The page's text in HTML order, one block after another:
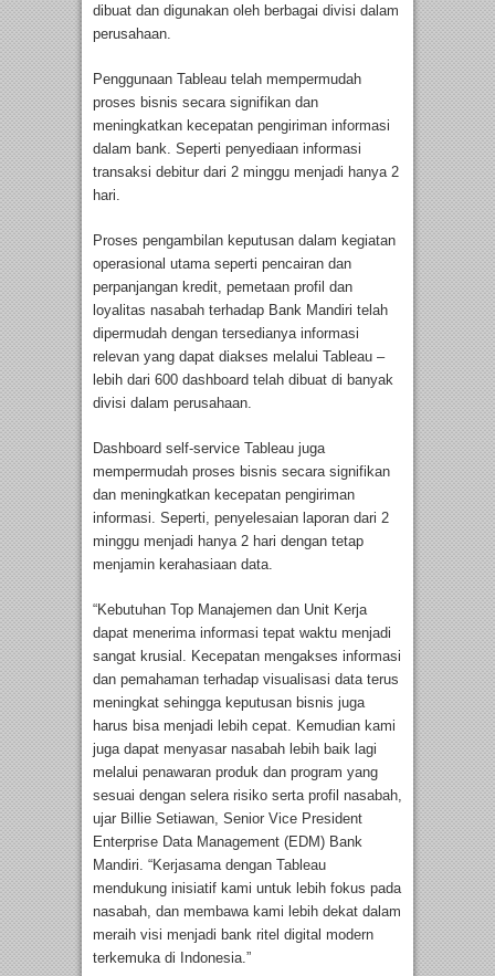
dibuat dan digunakan oleh berbagai divisi dalam
perusahaan.
Penggunaan Tableau telah mempermudah
proses bisnis secara signifikan dan
meningkatkan kecepatan pengiriman informasi
dalam bank. Seperti penyediaan informasi
transaksi debitur dari 2 minggu menjadi hanya 2
hari.
Proses pengambilan keputusan dalam kegiatan
operasional utama seperti pencairan dan
perpanjangan kredit, pemetaan profil dan
loyalitas nasabah terhadap Bank Mandiri telah
dipermudah dengan tersedianya informasi
relevan yang dapat diakses melalui Tableau –
lebih dari 600 dashboard telah dibuat di banyak
divisi dalam perusahaan.
Dashboard self-service Tableau juga
mempermudah proses bisnis secara signifikan
dan meningkatkan kecepatan pengiriman
informasi. Seperti, penyelesaian laporan dari 2
minggu menjadi hanya 2 hari dengan tetap
menjamin kerahasiaan data.
“Kebutuhan Top Manajemen dan Unit Kerja
dapat menerima informasi tepat waktu menjadi
sangat krusial. Kecepatan mengakses informasi
dan pemahaman terhadap visualisasi data terus
meningkat sehingga keputusan bisnis juga
harus bisa menjadi lebih cepat. Kemudian kami
juga dapat menyasar nasabah lebih baik lagi
melalui penawaran produk dan program yang
sesuai dengan selera risiko serta profil nasabah,
ujar Billie Setiawan, Senior Vice President
Enterprise Data Management (EDM) Bank
Mandiri. “Kerjasama dengan Tableau
mendukung inisiatif kami untuk lebih fokus pada
nasabah, dan membawa kami lebih dekat dalam
meraih visi menjadi bank ritel digital modern
terkemuka di Indonesia.”